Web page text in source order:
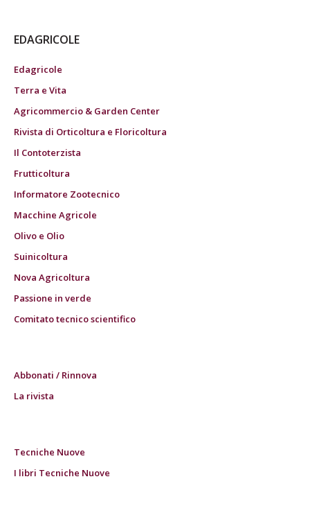
EDAGRICOLE
Edagricole
Terra e Vita
Agricommercio & Garden Center
Rivista di Orticoltura e Floricoltura
Il Contoterzista
Frutticoltura
Informatore Zootecnico
Macchine Agricole
Olivo e Olio
Suinicoltura
Nova Agricoltura
Passione in verde
Comitato tecnico scientifico
Abbonati / Rinnova
La rivista
Tecniche Nuove
I libri Tecniche Nuove